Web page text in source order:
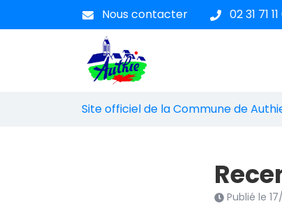
au
Nous contacter 02 31 71
Site officiel de la
Site officiel de la Commune de
Publié le